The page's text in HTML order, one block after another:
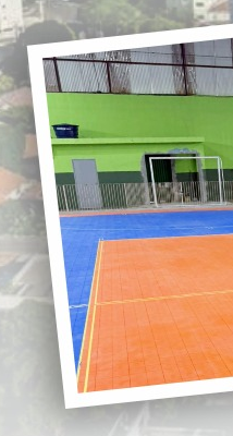
31/05/2023 08:00